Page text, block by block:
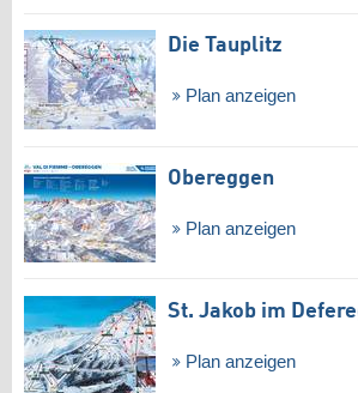
Die Tauplitz
Plan anzeigen
Obereggen
Plan anzeigen
St. Jakob im
Plan anzeigen